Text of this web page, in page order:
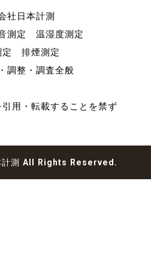
社日本計測
測定 温湿度測定
定 排煙測定
調整・調査全般
用・転載することを禁ず
計測 All Rights Reserved.